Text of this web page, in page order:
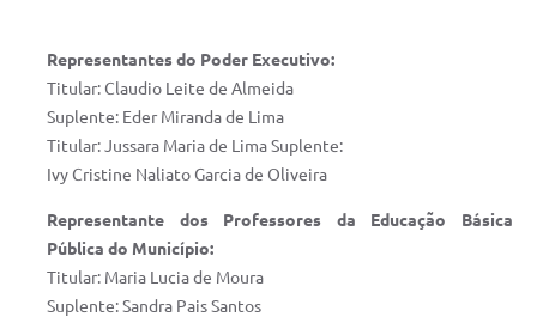
Representantes do Poder Executivo:
Titular: Claudio Leite de Almeida
Suplente: Eder Miranda de Lima
Titular: Jussara Maria de Lima Suplente:
Ivy Cristine Naliato Garcia de Oliveira
Representante dos Professores da Educação Básica
Pública do Município:
Titular: Maria Lucia de Moura
Suplente: Sandra Pais Santos